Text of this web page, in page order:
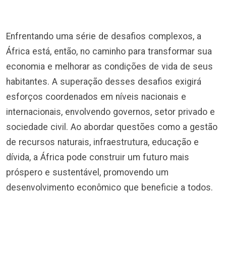
Enfrentando uma série de desafios complexos, a
África está, então, no caminho para transformar sua
economia e melhorar as condições de vida de seus
habitantes. A superação desses desafios exigirá
esforços coordenados em níveis nacionais e
internacionais, envolvendo governos, setor privado e
sociedade civil. Ao abordar questões como a gestão
de recursos naturais, infraestrutura, educação e
dívida, a África pode construir um futuro mais
próspero e sustentável, promovendo um
desenvolvimento econômico que beneficie a todos.